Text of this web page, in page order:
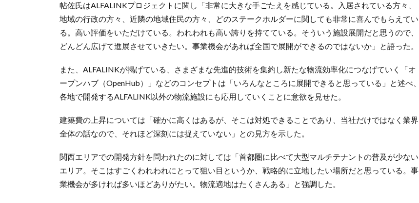
帖佐氏はALFALINKプロジェクトに関し「非常に大きな手ごたえを感じている。入居されている方々、
地域の行政の方々、近隣の地域住民の方々、どのステークホルダーに関しても非常に喜んでもらえてい
る。高い評価をいただけている。われわれも高い誇りを持てている。そういう施設展開だと思うので、
どんどん広げて進展させていきたい。事業機会があれば全国で展開ができるのではないか」と語った。
また、ALFALINKが掲げている、さまざまな先進的技術を集約し新たな物流効率化につなげていく「オ
ープンハブ（OpenHub）」などのコンセプトは「いろんなところに展開できると思っている」と述べ、
各地で開発するALFALINK以外の物流施設にも応用していくことに意欲を見せた。
建築費の上昇については「確かに高くはあるが、そこは対処できることであり、当社だけではなく業界
全体の話なので、それほど深刻には捉えていない」との見方を示した。
関西エリアでの開発方針を問われたのに対しては「首都圏に比べて大型マルチテナントの普及が少ない
エリア。そこはすごくわれわれにとって狙い目というか、戦略的に立地したい場所だと思っている。事
業機会が多ければ多いほどありがたい。物流適地はたくさんある」と強調した。